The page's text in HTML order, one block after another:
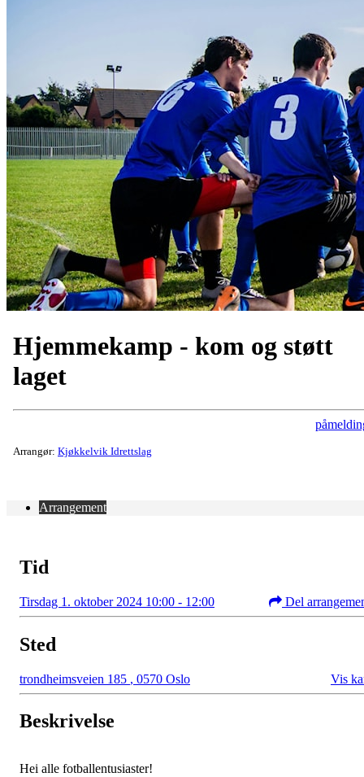
Hjemmekamp - kom og støtt
laget
Arrangør: Kjøkkelvik Idrettslag
Arrangement
Tid
Tirsdag 1. oktober 2024 10:00 - 12:00 Del
Sted
trondheimsveien 185 , 0570 Oslo Vis
Beskrivelse
Hei alle fotballentusiaster!